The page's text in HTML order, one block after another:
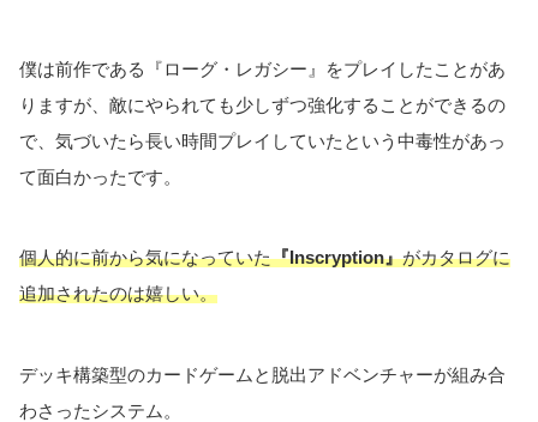
僕は前作である『ローグ・レガシー』をプレイしたことがあ
りますが、敵にやられても少しずつ強化することができるの
で、気づいたら長い時間プレイしていたという中毒性があっ
て面白かったです。
個人的に前から気になっていた『Inscryption』がカタログに
追加されたのは嬉しい。
デッキ構築型のカードゲームと脱出アドベンチャーが組み合
わさったシステム。